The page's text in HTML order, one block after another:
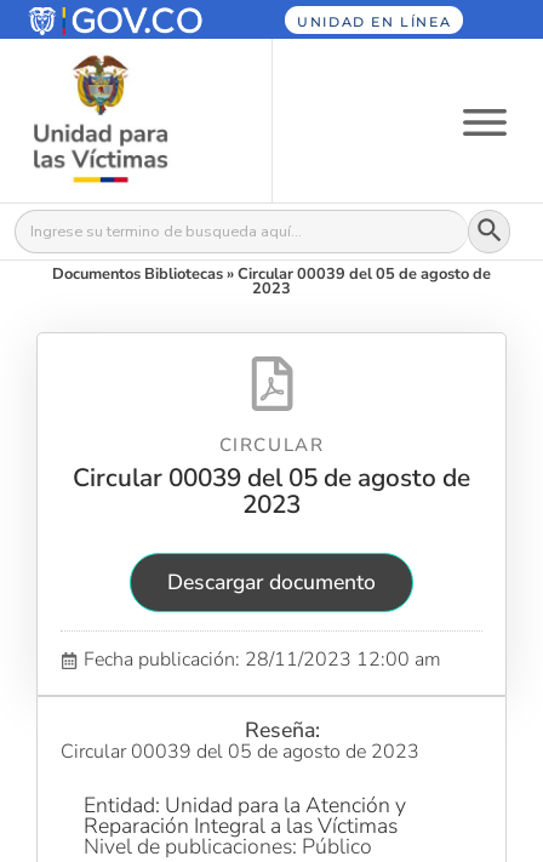
UNIDAD EN LÍNEA
Buscar: Botón
Documentos Bibliotecas»Circular 00039 del 05 de agosto de
2023
CIRCULAR
Circular 00039 del 05 de agosto de
2023
Descargar documento
Fecha publicación: 28/11/2023 12:00 am
Reseña:
Circular 00039 del 05 de agosto de 2023
Entidad: Unidad para la Atención y
Reparación Integral a las Víctimas
Nivel de publicaciones: Público